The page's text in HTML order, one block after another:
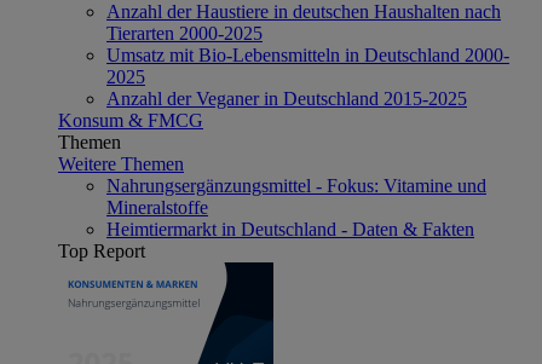
Anzahl der Haustiere in deutschen Haushalten nach
Tierarten 2000-2025
Umsatz mit Bio-Lebensmitteln in Deutschland 2000-
2025
Anzahl der Veganer in Deutschland 2015-2025
Konsum & FMCG
Themen
Weitere Themen
Nahrungsergänzungsmittel - Fokus: Vitamine und
Mineralstoffe
Heimtiermarkt in Deutschland - Daten & Fakten
Top Report